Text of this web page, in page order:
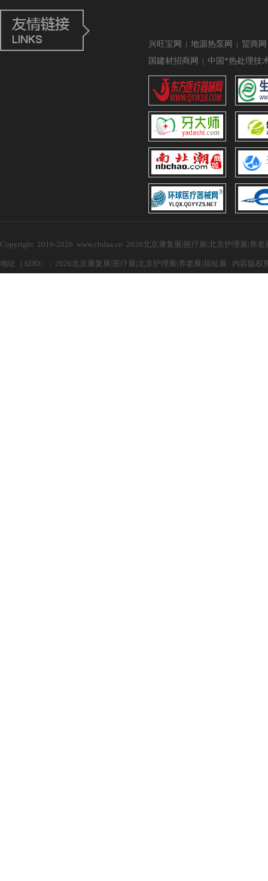
兴旺宝网 | 地源热泵网 | 贸商网
国建材招商网
| 中国*热处理技
Copyright 2010-2026 www.cbdaa.cn 2026北京康复展|医疗展|北京护理展|
地址（ADD）：2026北京康复展|医疗展|北京护理展|养老展|福祉展 内容版